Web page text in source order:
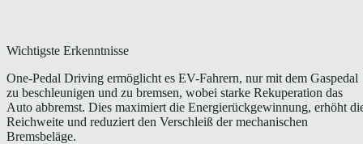
Wichtigste Erkenntnisse
One-Pedal Driving ermöglicht es EV-Fahrern, nur mit dem Gaspedal
zu beschleunigen und zu bremsen, wobei starke Rekuperation das
Auto abbremst. Dies maximiert die Energierückgewinnung, erhöht
Reichweite und reduziert den Verschleiß der mechanischen
Bremsbeläge.